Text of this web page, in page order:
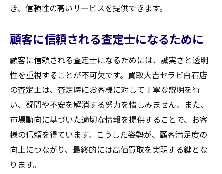
き、信頼性の高いサービスを提供できます。
顧客に信頼される査定士になるために
顧客に信頼される査定士になるためには、誠実さと透明
性を重視することが不可欠です。買取大吉セラビ白石店
の査定士は、査定時にお客様に対して丁寧な説明を行
い、疑問や不安を解消する努力を惜しみません。また、
市場動向に基づいた適切な情報を提供することで、お客
様の信頼を得ています。こうした姿勢が、顧客満足度の
向上につながり、最終的には高価買取を実現する鍵とな
ります。